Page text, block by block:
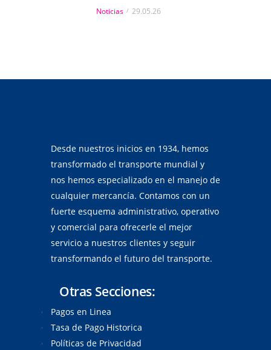
Noticias 29.05.26
Desde nuestros inicios en 1934, hemos
transformado el transporte mundial y
nos hemos especializado en el manejo de
cualquier mercancía. Contamos con un
fuerte esquema administrativo, operativo
y comercial para ofrecerle el mejor
servicio a nuestros clientes y seguir
transformando el futuro del transporte.
Otras Secciones:
Pagos en Linea
Tasa de Pago Historica
Políticas de Privacidad